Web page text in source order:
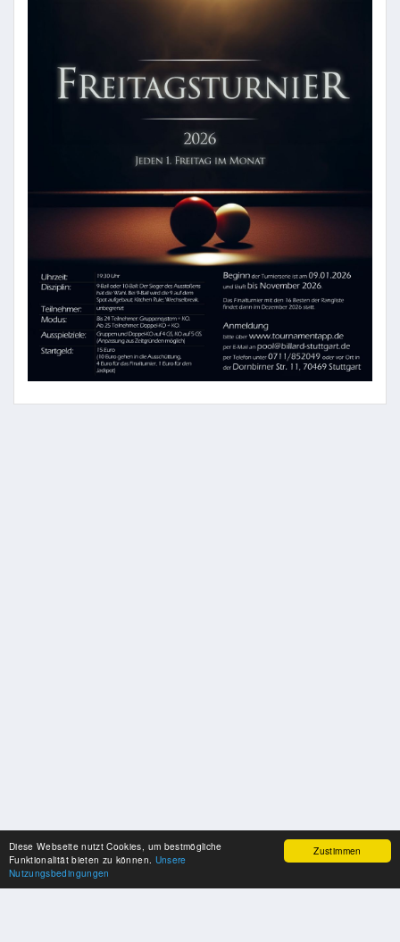
Zustimmen
Diese Webseite nutzt Cookies, um bestmögliche
Funktionalität bieten zu können. Unsere
Nutzungsbedingungen